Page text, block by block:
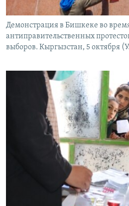
Демонстрация в Бишкеке во
антиправительственных
выборов. Кыргызстан, 5 октября